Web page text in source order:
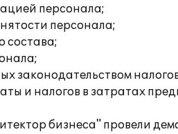
персонала;
персонала;
состава;
законодательством
и налогов в затратах
бизнеса" провели